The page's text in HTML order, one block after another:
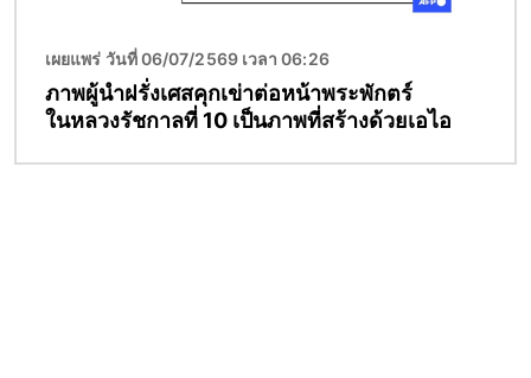
เผยแพร่ วันที่ 06/07/2569 เวลา 06:26
ภาพผู้นำฝรั่งเศสคุกเข่าต่อหน้าพระพักตร์
ในหลวงรัชกาลที่ 10 เป็นภาพที่สร้างด้วยเอไอ